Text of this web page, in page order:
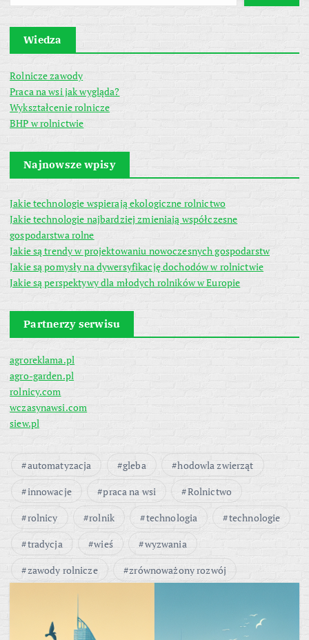
Wiedza
Rolnicze zawody
Praca na wsi jak wygląda?
Wykształcenie rolnicze
BHP w rolnictwie
Najnowsze wpisy
Jakie technologie wspierają ekologiczne rolnictwo
Jakie technologie najbardziej zmieniają współczesne
gospodarstwa rolne
Jakie są trendy w projektowaniu nowoczesnych gospodarstw
Jakie są pomysły na dywersyfikację dochodów w rolnictwie
Jakie są perspektywy dla młodych rolników w Europie
Partnerzy serwisu
agroreklama.pl
agro-garden.pl
rolnicy.com
wczasynawsi.com
siew.pl
automatyzacja gleba
hodowla zwierząt
innowacje
praca na wsi
Rolnictwo
rolnicy
rolnik technologia
technologie
tradycja
wieś
wyzwania
zawody rolnicze
zrównoważony rozwój